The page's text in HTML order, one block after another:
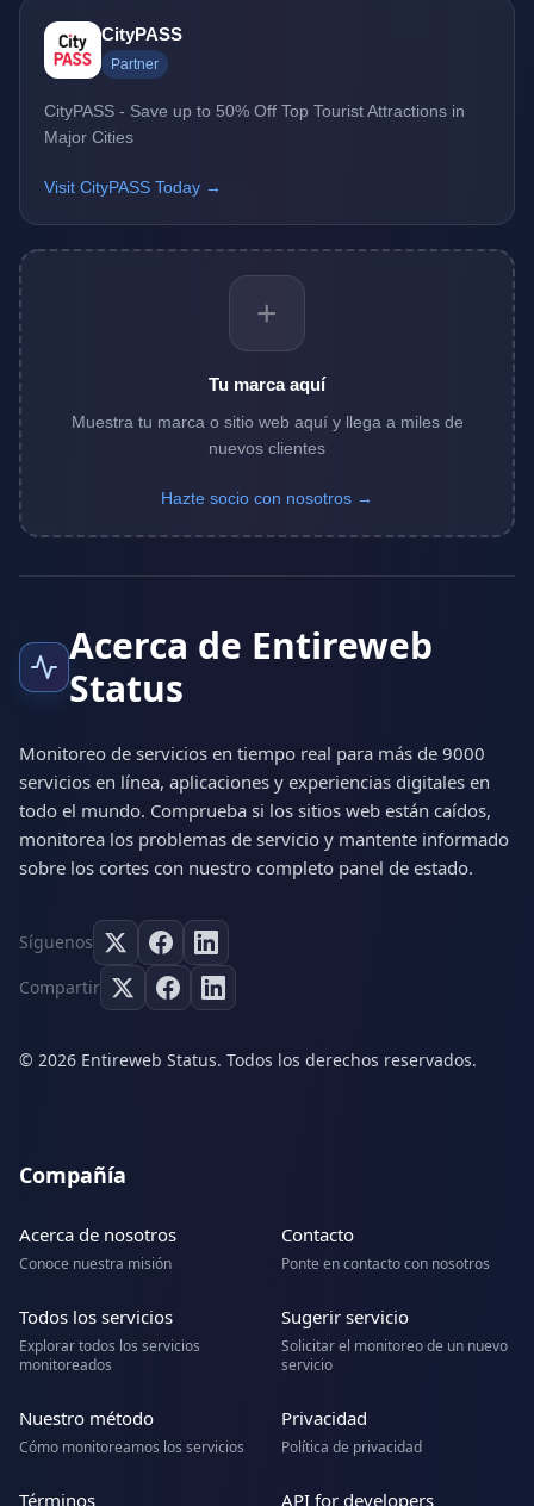
CityPASS
Partner
CityPASS - Save up to 50% Off Top Tourist Attractions in
Major Cities
Visit CityPASS Today →
+
Tu marca aquí
Muestra tu marca o sitio web aquí y llega a miles de
nuevos clientes
Hazte socio con nosotros →
Acerca de Entireweb
Status
Monitoreo de servicios en tiempo real para más de 9000
servicios en línea, aplicaciones y experiencias digitales en
todo el mundo. Comprueba si los sitios web están caídos,
monitorea los problemas de servicio y mantente informado
sobre los cortes con nuestro completo panel de estado.
Síguenos
Compartir
© 2026 Entireweb Status. Todos los derechos reservados.
Compañía
Acerca de nosotros
Conoce nuestra misión
Contacto
Ponte en contacto con nosotros
Todos los servicios
Explorar todos los servicios
monitoreados
Sugerir servicio
Solicitar el monitoreo de un nuevo
servicio
Nuestro método
Cómo monitoreamos los servicios
Privacidad
Política de privacidad
Términos API for developers